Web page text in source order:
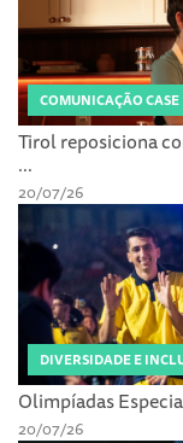
COMUNICAÇÃO CASE
Tirol reposiciona
...
20/07/26
DIVERSIDADE E
Olimpíadas
20/07/26